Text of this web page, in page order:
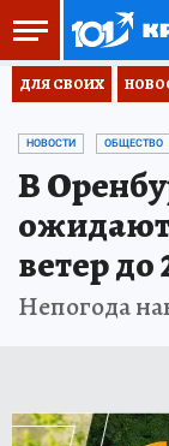
ДЛЯ СВОИХ
НОВОСТИ ОБЩЕСТВО
В
ветер до
Непогода